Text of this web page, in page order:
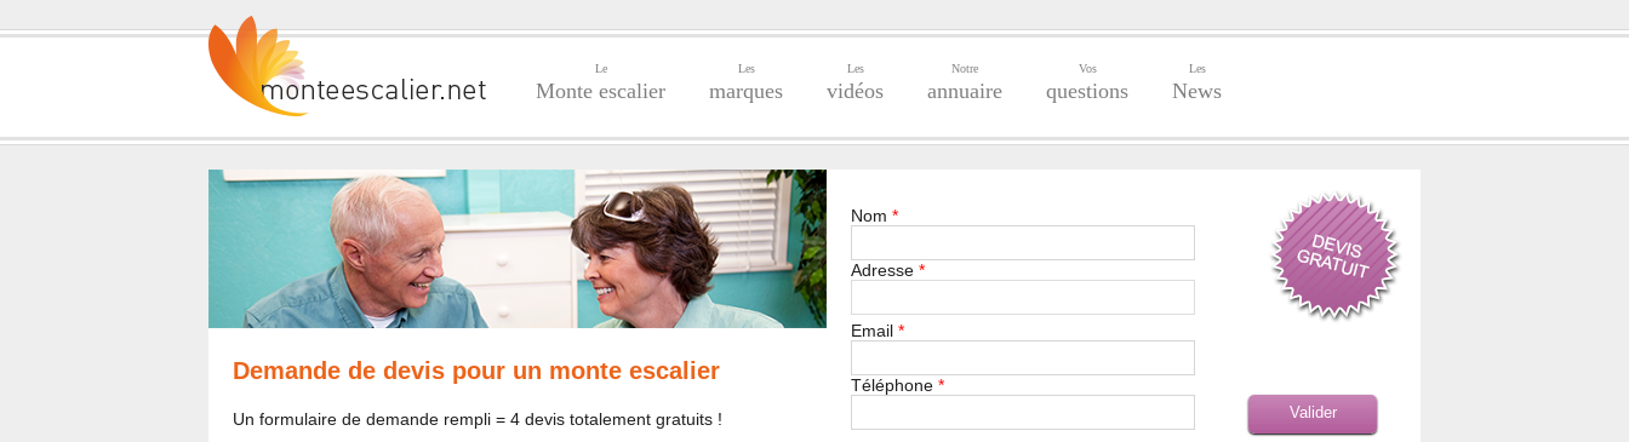
Le
Monte escalier
Les
marques
Les
vidéos
Notre
annuaire
Vos
questions
Les
News
Demande de devis pour un monte escalier
Un formulaire de demande rempli = 4 devis totalement gratuits !
Nom *
Adresse *
Email *
Téléphone *